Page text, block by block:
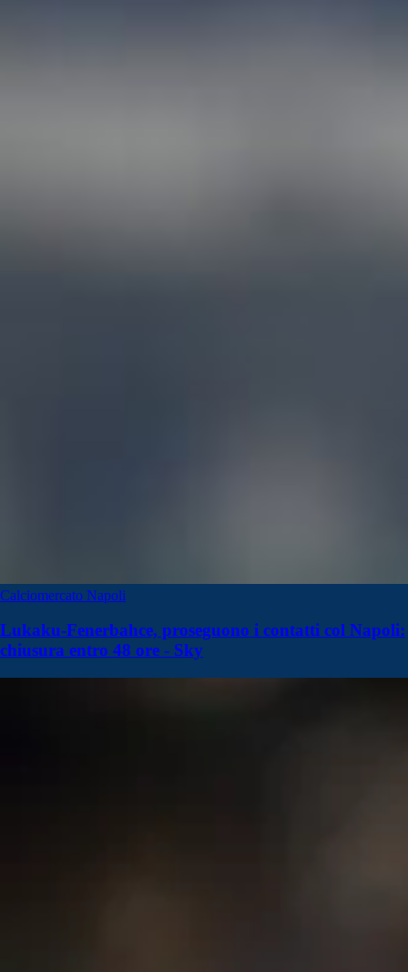
Calciomercato Napoli
Lukaku-Fenerbahce, proseguono i contatti col Napoli:
chiusura entro 48 ore - Sky